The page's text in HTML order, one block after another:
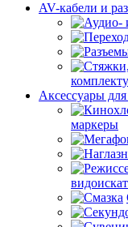
AV-кабели и
Аксессуары
маркеры